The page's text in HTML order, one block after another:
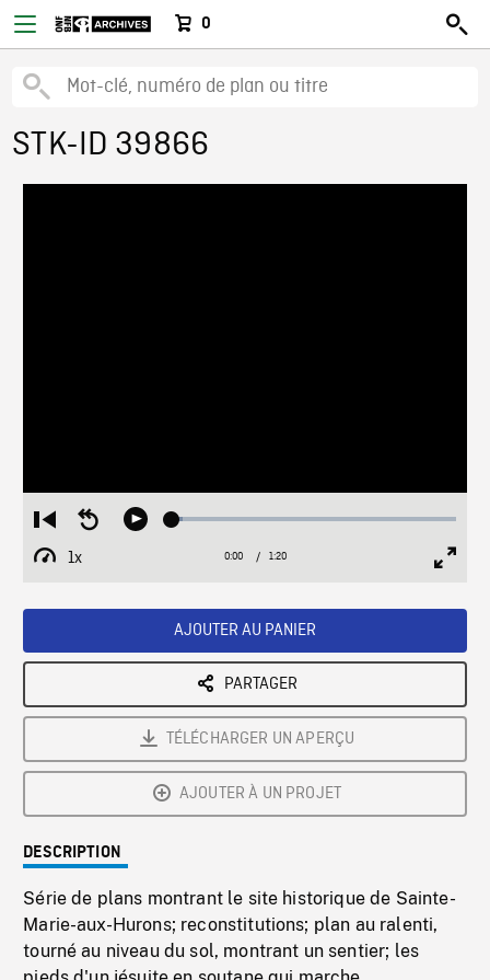
0
STK-ID 39866
Restart
from
beginning
Seek
Play Loaded:
1x
Playback
Current
0:00 / Duration
1:20
AJOUTER AU PANIER
PARTAGER
TÉLÉCHARGER UN APERÇU
AJOUTER À UN PROJET
DESCRIPTION
Série de plans montrant le site historique de Sainte-
Marie-aux-Hurons; reconstitutions; plan au ralenti,
tourné au niveau du sol, montrant un sentier; les